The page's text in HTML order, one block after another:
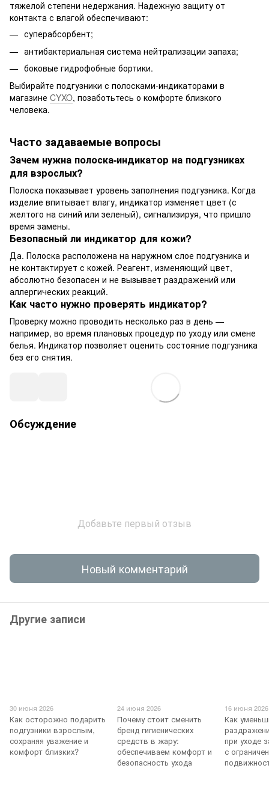
тяжелой степени недержания. Надежную защиту от
контакта с влагой обеспечивают:
суперабсорбент;
антибактериальная система нейтрализации запаха;
боковые гидрофобные бортики.
Выбирайте подгузники с полосками-индикаторами в
магазине CYXO, позаботьтесь о комфорте близкого
человека.
Часто задаваемые вопросы
Зачем нужна полоска-индикатор на подгузниках
для взрослых?
Полоска показывает уровень заполнения подгузника. Когда
изделие впитывает влагу, индикатор изменяет цвет (с
желтого на синий или зеленый), сигнализируя, что пришло
время замены.
Безопасный ли индикатор для кожи?
Да. Полоска расположена на наружном слое подгузника и
не контактирует с кожей. Реагент, изменяющий цвет,
абсолютно безопасен и не вызывает раздражений или
аллергических реакций.
Как часто нужно проверять индикатор?
Проверку можно проводить несколько раз в день —
например, во время плановых процедур по уходу или смене
белья. Индикатор позволяет оценить состояние подгузника
без его снятия.
Обсуждение
Добавьте первый отзыв
Новый комментарий
Другие записи
30 июня 2026
Как осторожно подарить
подгузники взрослым,
сохраняя уважение и
комфорт близких?
24 июня 2026
Почему стоит сменить
бренд гигиенических
средств в жару:
обеспечиваем комфорт и
безопасность ухода
16 июня 2026
Как
при уходе
с